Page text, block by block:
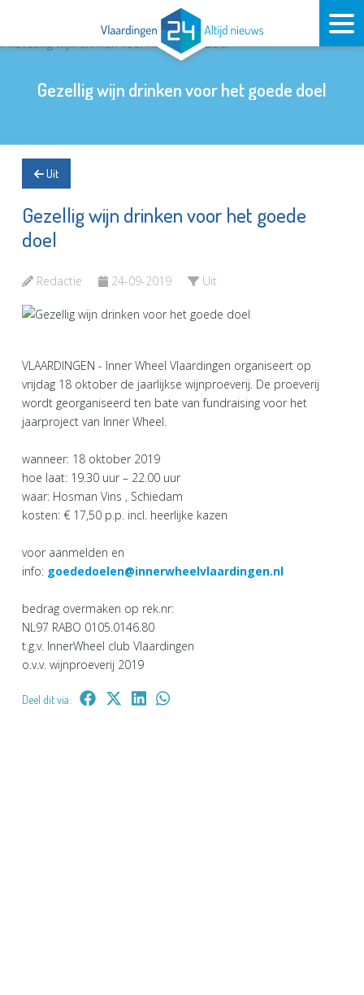
Gezellig wijn drinken voor het goede doel
Uit
Gezellig wijn drinken voor het goede
doel
Redactie 24-09-2019 Uit
VLAARDINGEN - Inner Wheel Vlaardingen organiseert op
vrijdag 18 oktober de jaarlijkse wijnproeverij. De proeverij
wordt georganiseerd ten bate van fundraising voor het
jaarproject van Inner Wheel.
wanneer: 18 oktober 2019
hoe laat: 19.30 uur – 22.00 uur
waar: Hosman Vins , Schiedam
kosten: € 17,50 p.p. incl. heerlijke kazen
voor aanmelden en
info: goededoelen@innerwheelvlaardingen.nl
bedrag overmaken op rek.nr:
NL97 RABO 0105.0146.80
t.g.v. InnerWheel club Vlaardingen
o.v.v. wijnproeverij 2019
Deel dit via: